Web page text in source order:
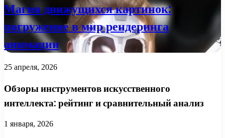
Магия движущихся картинок:
погружение в мир рендеринга
анимации
25 апреля, 2026
Обзоры инструментов искусственного
интеллекта: рейтинг и сравнительный анализ
1 января, 2026